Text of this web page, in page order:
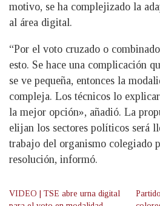
motivo, se ha complejizado la
al área digital.
“Por el voto cruzado o
esto. Se hace una complicación
se ve pequeña, entonces la
compleja. Los técnicos lo
la mejor opción», añadió. La
elijan los sectores políticos será
trabajo del organismo colegiado
resolución, informó.
VIDEO | TSE abre urna digital